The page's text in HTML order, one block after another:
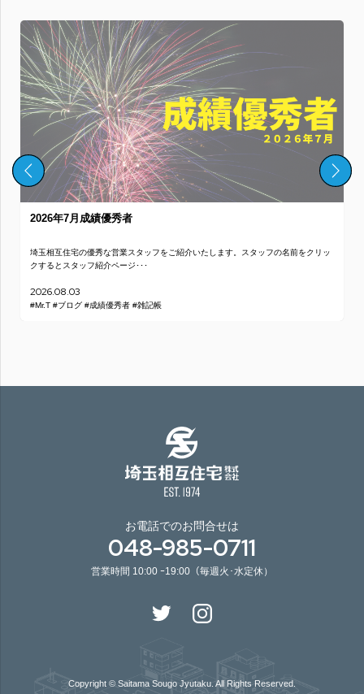
2026年7月成績優秀者
埼玉相互住宅の優秀な営業スタッフをご紹介いたします。スタッフの名前をクリッ
クするとスタッフ紹介ページ･･･
2026.08.03
#Mr.T #ブログ #成績優秀者 #雑記帳
お電話でのお問合せは
048-985-0711
営業時間 10:00 ｰ19:00（毎週火･水定休）
Copyright © Saitama Sougo Jyutaku. All Rights Reserved.